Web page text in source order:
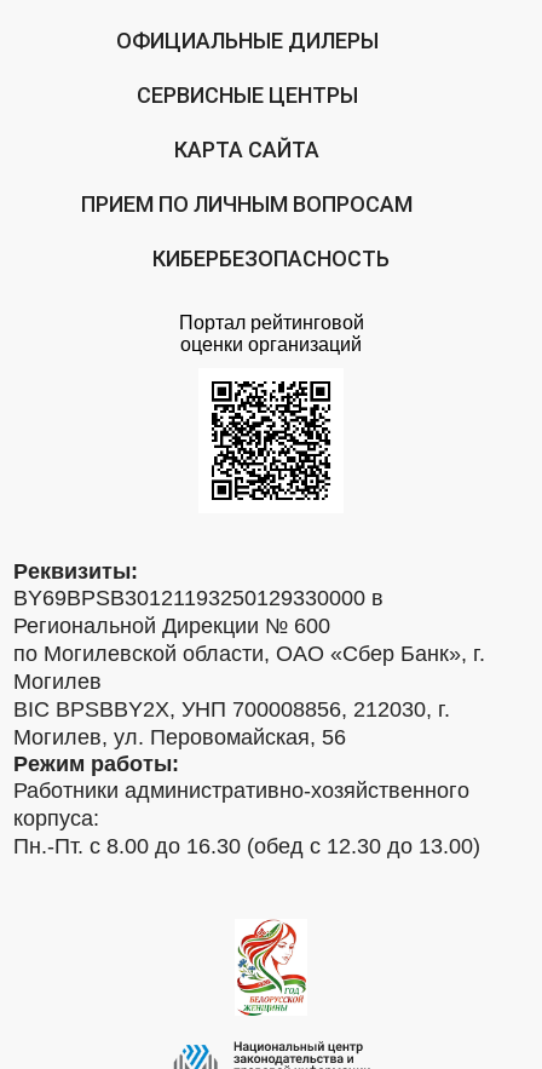
ОФИЦИАЛЬНЫЕ ДИЛЕРЫ
СЕРВИСНЫЕ ЦЕНТРЫ
КАРТА САЙТА
ПРИЕМ ПО ЛИЧНЫМ ВОПРОСАМ
КИБЕРБЕЗОПАСНОСТЬ
Портал рейтинговой
оценки организаций
Реквизиты:
BY69BPSB30121193250129330000 в
Региональной Дирекции № 600
по Могилевской области, ОАО «Сбер Банк», г.
Могилев
BIC BPSBBY2X, УНП 700008856, 212030, г.
Могилев, ул. Перовомайская, 56
Режим работы:
Работники административно-хозяйственного
корпуса:
Пн.-Пт. с 8.00 до 16.30 (обед с 12.30 до 13.00)